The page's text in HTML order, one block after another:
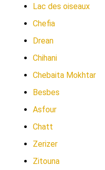
Lac des oiseaux
Chefia
Drean
Chihani
Chebaita Mokhtar
Besbes
Asfour
Chatt
Zerizer
Zitouna